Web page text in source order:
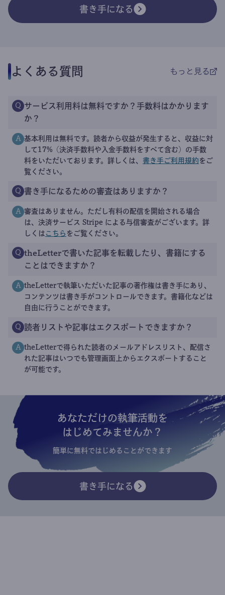
書き手になる
よくある質問 もっと見る
Q サービス利用料は無料ですか？手数料はかかります
か？
A 基本利用は無料です。読者から収益が発生すると、収益に対
して17%（決済手数料や入金手数料をすべて含む）の手数
料をいただいております。詳しくは、 書き手ご利用規約 をご
覧ください。
Q 書き手になるための審査はありますか？
A 審査はありません。ただし有料の配信を開始される場合
は、決済サービス Stripe による与信審査がございます。詳
しくは こちら をご覧ください。
Q theLetterで書いた記事を転載したり、書籍にする
ことはできますか？
A theLetterで執筆いただいた記事の著作権は書き手にあり、
コンテンツは書き手がコントロールできます。書籍化などは
自由に行うことができます。
Q 読者リストや記事はエクスポートできますか？
A theLetterで得られた読者のメールアドレスリスト、配信さ
れた記事はいつでも管理画面上からエクスポートすること
が可能です。
あなただけの執筆活動を
はじめてみませんか？
簡単に無料ではじめることができます
書き手になる